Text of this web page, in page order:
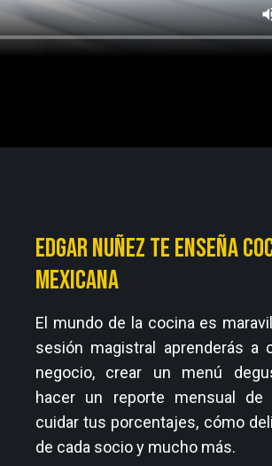
Edgar Nuñez te enseña
mexicana
El mundo de la cocina es
sesión magistral aprenderás a
negocio, crear un menú
hacer un reporte mensual de
cuidar tus porcentajes, cómo
de cada socio y mucho más.